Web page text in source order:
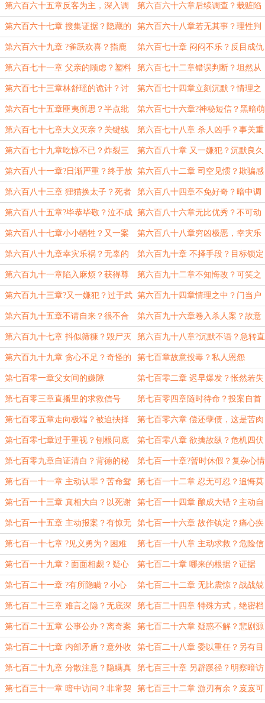
弈 的地
第六百六十五章反客为主，深入调
查
第六百六十六章后续调查？栽赃陷
害
第六百六十七章 搜集证据？隐藏的
秘密
第六百六十八章若无其事？理性判
断
第六百六十九章 ?雀跃欢喜？指鹿
为马
第六百七十章 闷闷不乐？反目成仇
第六百七十一章 父亲的顾虑？塑料
姐妹？
第六百七十二章错误判断？坦然从
容
第六百七十三章林舒瑶的诡计？讨
回公道
第六百七十四章立刻沉默？情理之
中
第六百七十五章匪夷所思？半点纰
漏
第六百七十六章?神秘短信？黑暗萌
芽
第六百七十七章大义灭亲？关键线
索
第六百七十八章 杀人凶手？事关重
大
第六百七十九章吃惊不已？炸裂三
观
第六百八十章 又一嫌犯？沉默良久
第六百八十一章?日渐严重？终于放
心
第六百八十二章 司空见惯？欺骗感
情？
第六百八十三章 狸猫换太子？死者
是谁？
第六百八十四章不免好奇？暗中调
查
第六百八十五章?毕恭毕敬？泣不成
声
第六百八十六章无比优秀？不可动
摇？
第六百八十七章小小牺牲？又一案
件
第六百八十八章穷凶极恶，幸灾乐
祸？
第六百八十九章幸灾乐祸？无辜的
肇事者
第六百九十章 不择手段？目标锁定
第六百九十一章陷入麻烦？获得尊
重
第六百九十二章不知悔改？可笑之
极
第六百九十三章?又一嫌犯？过于武
断
第六百九十四章情理之中？门当户
对
第六百九十五章不请自来？很不合
适
第六百九十六章卷入杀人案？故意
装蒜
第六百九十七章 抖似筛糠？毁尸灭
迹
第六百九十八章?沉默不语？急转直
下
第六百九十九章 贪心不足？奇怪的
案件
第七百章故意投毒？私人恩怨
第七百零一章父女间的嫌隙 第七百零二章 迟早爆发？怅然若失
第七百零三章直播里的求救信号 第七百零四章随时待命？投案自首
第七百零五章走向极端？被迫抉择 第七百零六章 偿还孽债，这是苦肉
计？
第七百零七章过于重视？刨根问底 第七百零八章 欲擒故纵？危机四伏
第七百零九章自证清白？背德的秘
密
第七百一十章?暂时休假？复杂心情
第七百一十一章 主动认罪？苦命鸳
鸯
第七百一十二章 忍无可忍？追悔莫
及
第七百一十三章 真相大白？以死谢
罪
第七百一十四章 酿成大错？主动自
首
第七百一十五章 主动报案？有惊无
险
第七百一十六章 故作镇定？痛心疾
首
第七百一十七章 ?见义勇为？困难
重重
第七百一十八章 主动求救？危险信
号
第七百一十九章 ? 面面相觑？疑心
四起
第七百二十章 哪来的根据？证据
呢？
第七百二十一章 ?有所隐瞒？小心
谨慎
第七百二十二章 无比震惊？战战兢
兢
第七百二十三章 难言之隐？无底深
渊
第七百二十四章 特殊方式，绝密档
案？
第七百二十五章 公事公办？离奇案
件
第七百二十六章 疑惑不解？悲剧源
头
第七百二十七章 内部矛盾？意外收
获
第七百二十八章 委以重任？另有目
的
第七百二十九章 分散注意？隐瞒真
相
第七百三十章 另辟蹊径？明察暗访
第七百三十一章 暗中访问？非常契 第七百三十二章 游刃有余？岌岌可